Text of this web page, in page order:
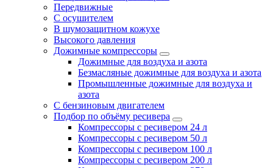
Передвижные
С осушителем
В шумозащитном кожухе
Высокого давления
Дожимные компрессоры
Дожимные для воздуха и азота
Безмасляные дожимные для воздуха и азота
Промышленные дожимные для воздуха и
азота
С бензиновым двигателем
Подбор по объёму ресивера
Компрессоры с ресивером 24 л
Компрессоры с ресивером 50 л
Компрессоры с ресивером 100 л
Компрессоры с ресивером 200 л